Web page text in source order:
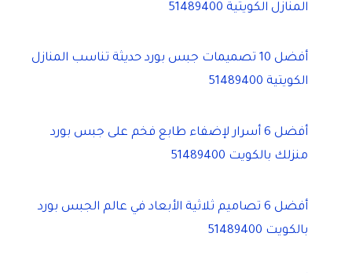
المنازل الكويتية 51489400
أفضل 10 تصميمات جبس بورد حديثة تناسب المنازل
الكويتية 51489400
أفضل 6 أسرار لإضفاء طابع فخم على جبس بورد
منزلك بالكويت 51489400
أفضل 6 تصاميم ثلاثية الأبعاد في عالم الجبس بورد
بالكويت 51489400